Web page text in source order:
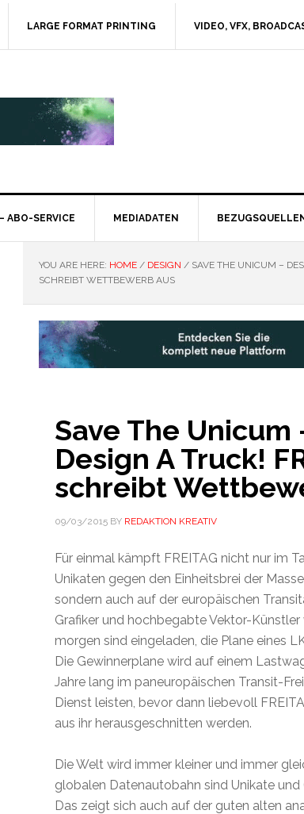
LARGE FORMAT PRINTING VIDEO, VFX,
ABO-SERVICE MEDIADATEN BEZUGSQUELLEN
YOU ARE HERE: HOME / DESIGN /SAVE THE UNICUM –
SCHREIBT WETTBEWERB AUS
Save The Unicum
Design A Truck!
schreibt
09/03/2015BY REDAKTION KREATIV
Für einmal kämpft FREITAG nicht nur im
Unikaten gegen den Einheitsbrei der
sondern auch auf der europäischen
Grafiker und hochbegabte Vektor-
morgen sind eingeladen, die Plane eines
Die Gewinnerplane wird auf einem
Jahre lang im paneuropäischen Transit-
Dienst leisten, bevor dann liebevoll
aus ihr herausgeschnitten werden.
Die Welt wird immer kleiner und immer
globalen Datenautobahn sind Unikate und
Das zeigt sich auch auf der guten alten